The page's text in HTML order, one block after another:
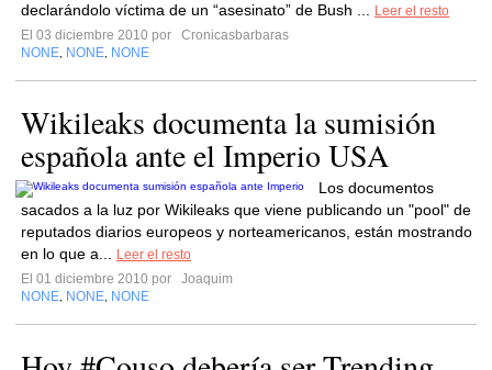
declarándolo víctima de un “asesinato” de Bush ...
Leer el resto
El 03 diciembre 2010 por
Cronicasbarbaras
NONE NONE NONE
Wikileaks documenta la sumisión
española ante el Imperio USA
Los documentos
sacados a la luz por Wikileaks que viene publicando un "pool" de
reputados diarios europeos y norteamericanos, están mostrando
en lo que a...
Leer el resto
El 01 diciembre 2010 por
Joaquim
NONE NONE NONE